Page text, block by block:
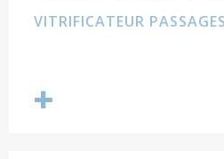
VITRIFICATEUR